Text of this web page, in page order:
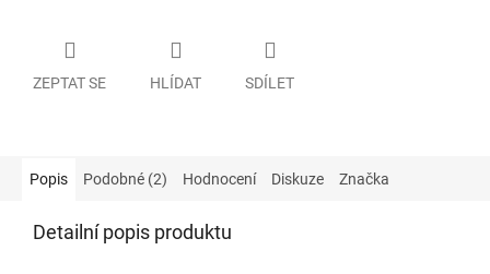
ZEPTAT SE HLÍDAT SDÍLET
Popis Podobné (2) Hodnocení Diskuze Značka
Detailní popis produktu